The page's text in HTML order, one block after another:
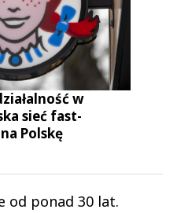
w
sieć fast-
Polskę
od ponad 30 lat.